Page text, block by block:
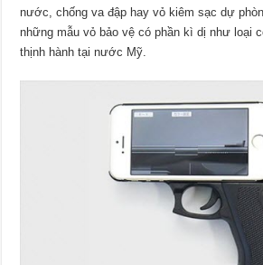
nước, chống va đập hay vỏ kiêm sạc dự
những mẫu vỏ bảo vệ có phần kì dị như loại
thịnh hành tại nước Mỹ.